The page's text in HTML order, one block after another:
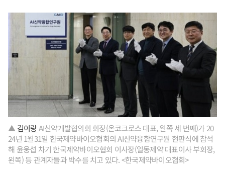
▲ 김이랑AI신약개발협의회 회장(온코크로스 대표, 왼쪽 세 번째)가 20
24년 1월31일 한국제약바이오협회의 AI신약융합연구원 현판식에 참석
해 윤웅섭 차기 한국제약바이오협회 이사장(일동제약 대표이사 부회장,
왼쪽) 등 관계자들과 박수를 치고 있다. <한국제약바이오협회>